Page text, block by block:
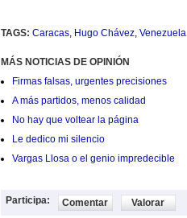
TAGS: Caracas, Hugo Chávez, Venezuela
MÁS NOTICIAS DE OPINIÓN
Firmas falsas, urgentes precisiones
A más partidos, menos calidad
No hay que voltear la página
Le dedico mi silencio
Vargas Llosa o el genio impredecible
Participa: Comentar Valorar